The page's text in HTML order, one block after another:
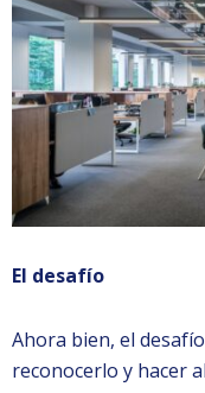
El desafío
Ahora bien, el
reconocerlo y hacer